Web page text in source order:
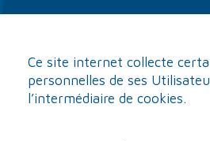
Ce site internet collecte
personnelles de ses
l’intermédiaire de cookies.